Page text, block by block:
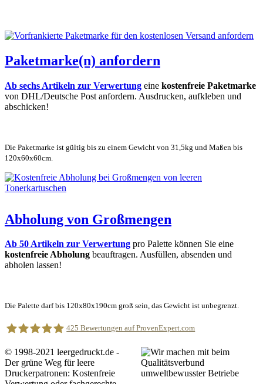
Paketmarke(n) anfordern
Ab sechs Artikeln zur Verwertung eine kostenfreie Paketmarke
von DHL/Deutsche Post anfordern. Ausdrucken, aufkleben und
abschicken!
Die Paketmarke ist gültig bis zu einem Gewicht von 31,5kg und Maßen bis
120x60x60cm.
Abholung von Großmengen
Ab 50 Artikeln zur Verwertung pro Palette können Sie eine
kostenfreie Abholung beauftragen. Ausfüllen, absenden und
abholen lassen!
Die Palette darf bis 120x80x190cm groß sein, das Gewicht ist unbegrenzt.
leergedruckt.de
425 Bewertungen auf ProvenExpert.com
© 1998-2021 leergedruckt.de -
Der grüne Weg für leere
Druckerpatronen: Kostenfreie